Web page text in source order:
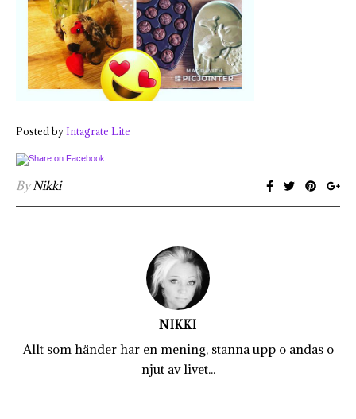
Posted by Intagrate Lite
ByNikki
NIKKI
Allt som händer har en mening, stanna upp o andas o
njut av livet...